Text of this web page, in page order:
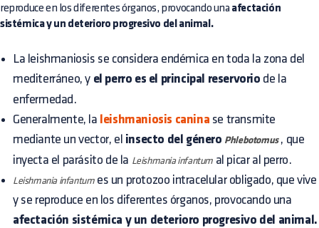
reproduce en los diferentes órganos, provocando una afectación
sistémica y un deterioro progresivo del animal.
La leishmaniosis se considera endémica en toda la zona del
mediterráneo, y el perro es el principal reservorio de la
enfermedad.
Generalmente, la leishmaniosis canina se transmite
mediante un vector, el insecto del género Phlebotomus, que
inyecta el parásito de la Leishmania infantum al picar al perro.
Leishmania infantumes un protozoo intracelular obligado, que vive
y se reproduce en los diferentes órganos, provocando una
afectación sistémica y un deterioro progresivo del animal.